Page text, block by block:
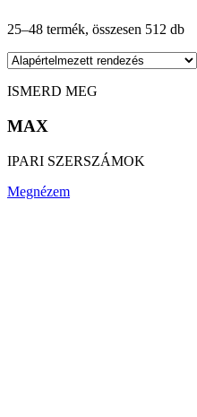
25–48 termék, összesen 512 db
ISMERD MEG
MAX
IPARI SZERSZÁMOK
Megnézem